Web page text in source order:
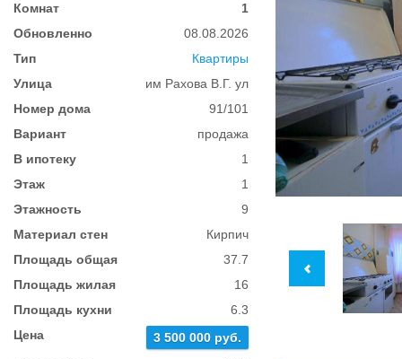
Комнат
1
Обновленно
08.08.2026
Тип
Квартиры
Улица
им Рахова В.Г. ул
Номер дома
91/101
Вариант
продажа
В ипотеку
1
Этаж
1
Этажность
9
Материал стен
Кирпич
Площадь общая
37.7
Площадь жилая
16
Площадь кухни
6.3
Цена
3 500 000 руб.